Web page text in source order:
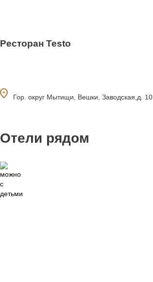
Ресторан Testo
Гор. округ Мытищи, Вешки, Заводская,д. 10
Отели рядом